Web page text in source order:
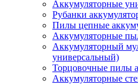
Аккумуляторные
Рубанки
Пилы цепные
Аккумуляторные
Аккумуляторный
универсальный)
Торцовочные пилы
Аккумуляторные